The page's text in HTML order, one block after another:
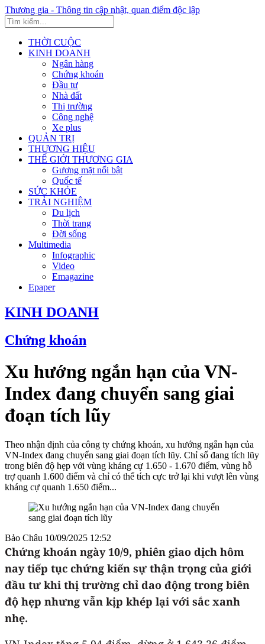
Thương gia - Thông tin cập nhật, quan điểm độc lập
THỜI CUỘC
KINH DOANH
Ngân hàng
Chứng khoán
Đầu tư
Nhà đất
Thị trường
Công nghệ
Xe plus
QUẢN TRỊ
THƯƠNG HIỆU
THẾ GIỚI THƯƠNG GIA
Gương mặt nổi bật
Quốc tế
SỨC KHỎE
TRẢI NGHIỆM
Du lịch
Thời trang
Đời sống
Multimedia
Infographic
Video
Emagazine
Epaper
KINH DOANH
Chứng khoán
Xu hướng ngắn hạn của VN-
Index đang chuyển sang giai
đoạn tích lũy
Theo nhận định của công ty chứng khoán, xu hướng ngắn hạn của
VN-Index đang chuyển sang giai đoạn tích lũy. Chỉ số đang tích lũy
trong biên độ hẹp với vùng kháng cự 1.650 - 1.670 điểm, vùng hỗ
trợ quanh 1.600 điểm và chỉ có thể tích cực trở lại khi vượt lên vùng
kháng cự quanh 1.650 điểm...
Bảo Châu 10/09/2025 12:52
Chứng khoán ngày 10/9, phiên giao dịch hôm
nay tiếp tục chứng kiến sự thận trọng của giới
đầu tư khi thị trường chỉ dao động trong biên
độ hẹp nhưng vẫn kịp khép lại với sắc xanh
nhẹ.